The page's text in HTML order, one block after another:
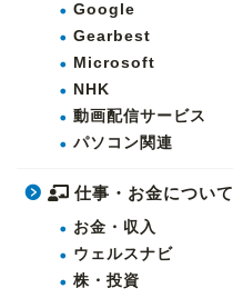
Google
Gearbest
Microsoft
NHK
動画配信サービス
パソコン関連
仕事・お金について
お金・収入
ウェルスナビ
株・投資